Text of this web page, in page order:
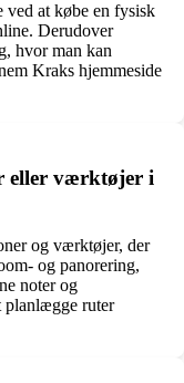
at købe en fysisk
Derudover
hvor man kan
Kraks hjemmeside
eller værktøjer i
og værktøjer, der
og panorering,
noter og
planlægge ruter